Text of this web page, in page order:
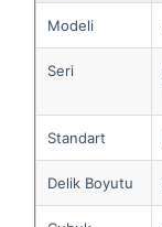
Modeli
Seri
Standart
Delik Boyutu